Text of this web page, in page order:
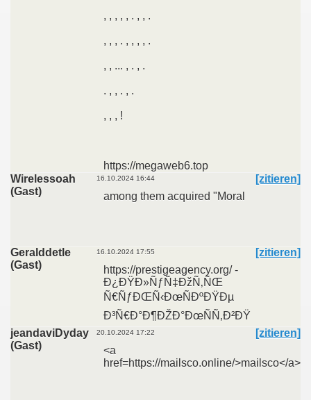
, , , , , . , , .
, , , . , , , , .
, , ... , . , .
. , , . , .
, , , !
https://megaweb6.top
Wirelessoah
(Gast)
16.10.2024 16:44
[zitieren]
among them acquired "Moral
Geralddetle
(Gast)
16.10.2024 17:55
[zitieren]
https://prestigeagency.org/ -
Ð¿ÐŸÐ»ÑƒÑ‡ÐžÑ‚ÑŒ
Ñ€ÑƒÐŒÑ‹ÐœÑÐºÐŸÐµ
Ð³Ñ€Ð°Ð¶ÐŽÐ°ÐœÑÑ‚Ð²ÐŸ
jeandaviDyday
(Gast)
20.10.2024 17:22
[zitieren]
<a
href=https://mailsco.online/>mailsco</a>